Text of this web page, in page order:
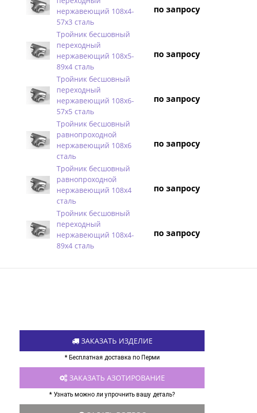
нержавеющий 108х4-
57х3 сталь
по запросу
Тройник бесшовный
переходный
нержавеющий 108х5-
89х4 сталь
по запросу
Тройник бесшовный
переходный
нержавеющий 108х6-
57х5 сталь
по запросу
Тройник бесшовный
равнопроходной
нержавеющий 108х6
сталь
по запросу
Тройник бесшовный
равнопроходной
нержавеющий 108х4
сталь
по запросу
Тройник бесшовный
переходный
нержавеющий 108х4-
89х4 сталь
по запросу
ЗАКАЗАТЬ ИЗДЕЛИЕ
* Бесплатная доставка по Перми
ЗАКАЗАТЬ АЗОТИРОВАНИЕ
* Узнать можно ли упрочнить вашу деталь?